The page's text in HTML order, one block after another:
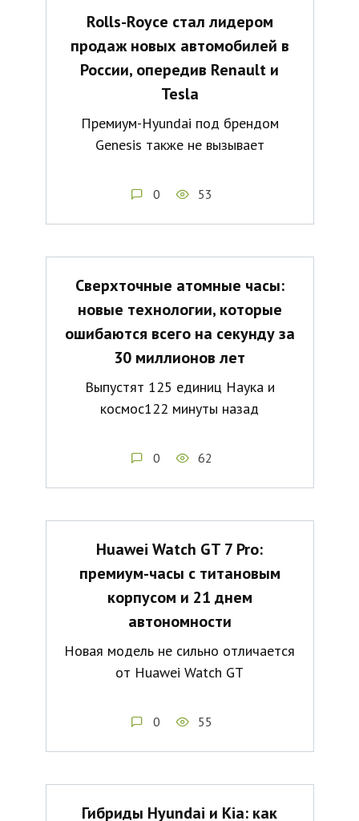
Rolls-Royce стал лидером
продаж новых автомобилей в
России, опередив Renault и
Tesla
Премиум-Hyundai под брендом
Genesis также не вызывает
0 53
Сверхточные атомные часы:
новые технологии, которые
ошибаются всего на секунду за
30 миллионов лет
Выпустят 125 единиц Наука и
космос122 минуты назад
0 62
Huawei Watch GT 7 Pro:
премиум-часы с титановым
корпусом и 21 днем
автономности
Новая модель не сильно отличается
от Huawei Watch GT
0 55
Гибриды Hyundai и Kia: как